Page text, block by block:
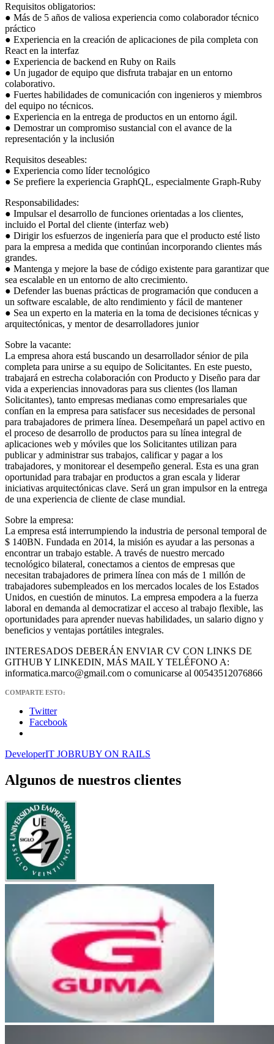
Requisitos obligatorios:
● Más de 5 años de valiosa experiencia como colaborador técnico
práctico
● Experiencia en la creación de aplicaciones de pila completa con
React en la interfaz
● Experiencia de backend en Ruby on Rails
● Un jugador de equipo que disfruta trabajar en un entorno
colaborativo.
● Fuertes habilidades de comunicación con ingenieros y miembros
del equipo no técnicos.
● Experiencia en la entrega de productos en un entorno ágil.
● Demostrar un compromiso sustancial con el avance de la
representación y la inclusión
Requisitos deseables:
● Experiencia como líder tecnológico
● Se prefiere la experiencia GraphQL, especialmente Graph-Ruby
Responsabilidades:
● Impulsar el desarrollo de funciones orientadas a los clientes,
incluido el Portal del cliente (interfaz web)
● Dirigir los esfuerzos de ingeniería para que el producto esté listo
para la empresa a medida que continúan incorporando clientes más
grandes.
● Mantenga y mejore la base de código existente para garantizar que
sea escalable en un entorno de alto crecimiento.
● Defender las buenas prácticas de programación que conducen a
un software escalable, de alto rendimiento y fácil de mantener
● Sea un experto en la materia en la toma de decisiones técnicas y
arquitectónicas, y mentor de desarrolladores junior
Sobre la vacante:
La empresa ahora está buscando un desarrollador sénior de pila
completa para unirse a su equipo de Solicitantes. En este puesto,
trabajará en estrecha colaboración con Producto y Diseño para dar
vida a experiencias innovadoras para sus clientes (los llaman
Solicitantes), tanto empresas medianas como empresariales que
confían en la empresa para satisfacer sus necesidades de personal
para trabajadores de primera línea. Desempeñará un papel activo en
el proceso de desarrollo de productos para su línea integral de
aplicaciones web y móviles que los Solicitantes utilizan para
publicar y administrar sus trabajos, calificar y pagar a los
trabajadores, y monitorear el desempeño general. Esta es una gran
oportunidad para trabajar en productos a gran escala y liderar
iniciativas arquitectónicas clave. Será un gran impulsor en la entrega
de una experiencia de cliente de clase mundial.
Sobre la empresa:
La empresa está interrumpiendo la industria de personal temporal de
$ 140BN. Fundada en 2014, la misión es ayudar a las personas a
encontrar un trabajo estable. A través de nuestro mercado
tecnológico bilateral, conectamos a cientos de empresas que
necesitan trabajadores de primera línea con más de 1 millón de
trabajadores subempleados en los mercados locales de los Estados
Unidos, en cuestión de minutos. La empresa empodera a la fuerza
laboral en demanda al democratizar el acceso al trabajo flexible, las
oportunidades para aprender nuevas habilidades, un salario digno y
beneficios y ventajas portátiles integrales.
INTERESADOS DEBERÁN ENVIAR CV CON LINKS DE
GITHUB Y LINKEDIN, MÁS MAIL Y TELÉFONO A:
informatica.marco@gmail.com o comunicarse al 00543512076866
COMPARTE ESTO:
Twitter
Facebook
DeveloperIT JOBRUBY ON RAILS
Algunos de nuestros clientes
Bancor